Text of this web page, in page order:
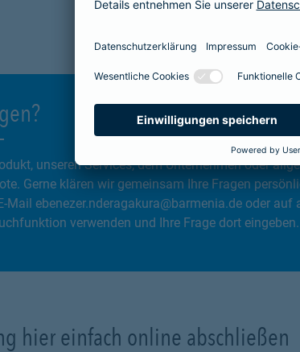
unseren Services, dem Unternehmen oder
Gerne klären wir gemeinsam Ihre Fragen
Mail ebenezer.nderagakura@barmenia.de oder
verwenden und Ihre Frage dort eingeben.
hier einfach online abschließen